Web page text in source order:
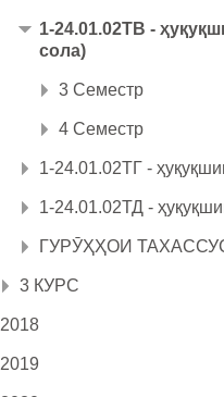
1-24.01.02ТВ -
сола)
3 Семестр
4 Семестр
1-24.01.02ТГ -
1-24.01.02ТД -
ГУРӮҲҲОИ
3 КУРС
2018
2019